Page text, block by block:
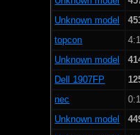
Unknown model
topcon
Unknown model
Dell 1907FP
nec
Unknown model